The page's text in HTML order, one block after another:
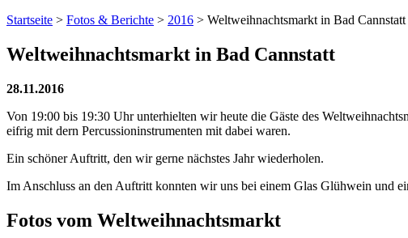
Startseite > Fotos & Berichte > 2016 > Weltweihnachtsmarkt in Bad Cannstatt
Weltweihnachtsmarkt in Bad Cannstatt
28.11.2016
Von 19:00 bis 19:30 Uhr unterhielten wir heute die Gäste des
eifrig mit dern Percussioninstrumenten mit dabei waren.
Ein schöner Auftritt, den wir gerne nächstes Jahr wiederholen.
Im Anschluss an den Auftritt konnten wir uns bei einem Glas Glühwein und
Fotos vom Weltweihnachtsmarkt